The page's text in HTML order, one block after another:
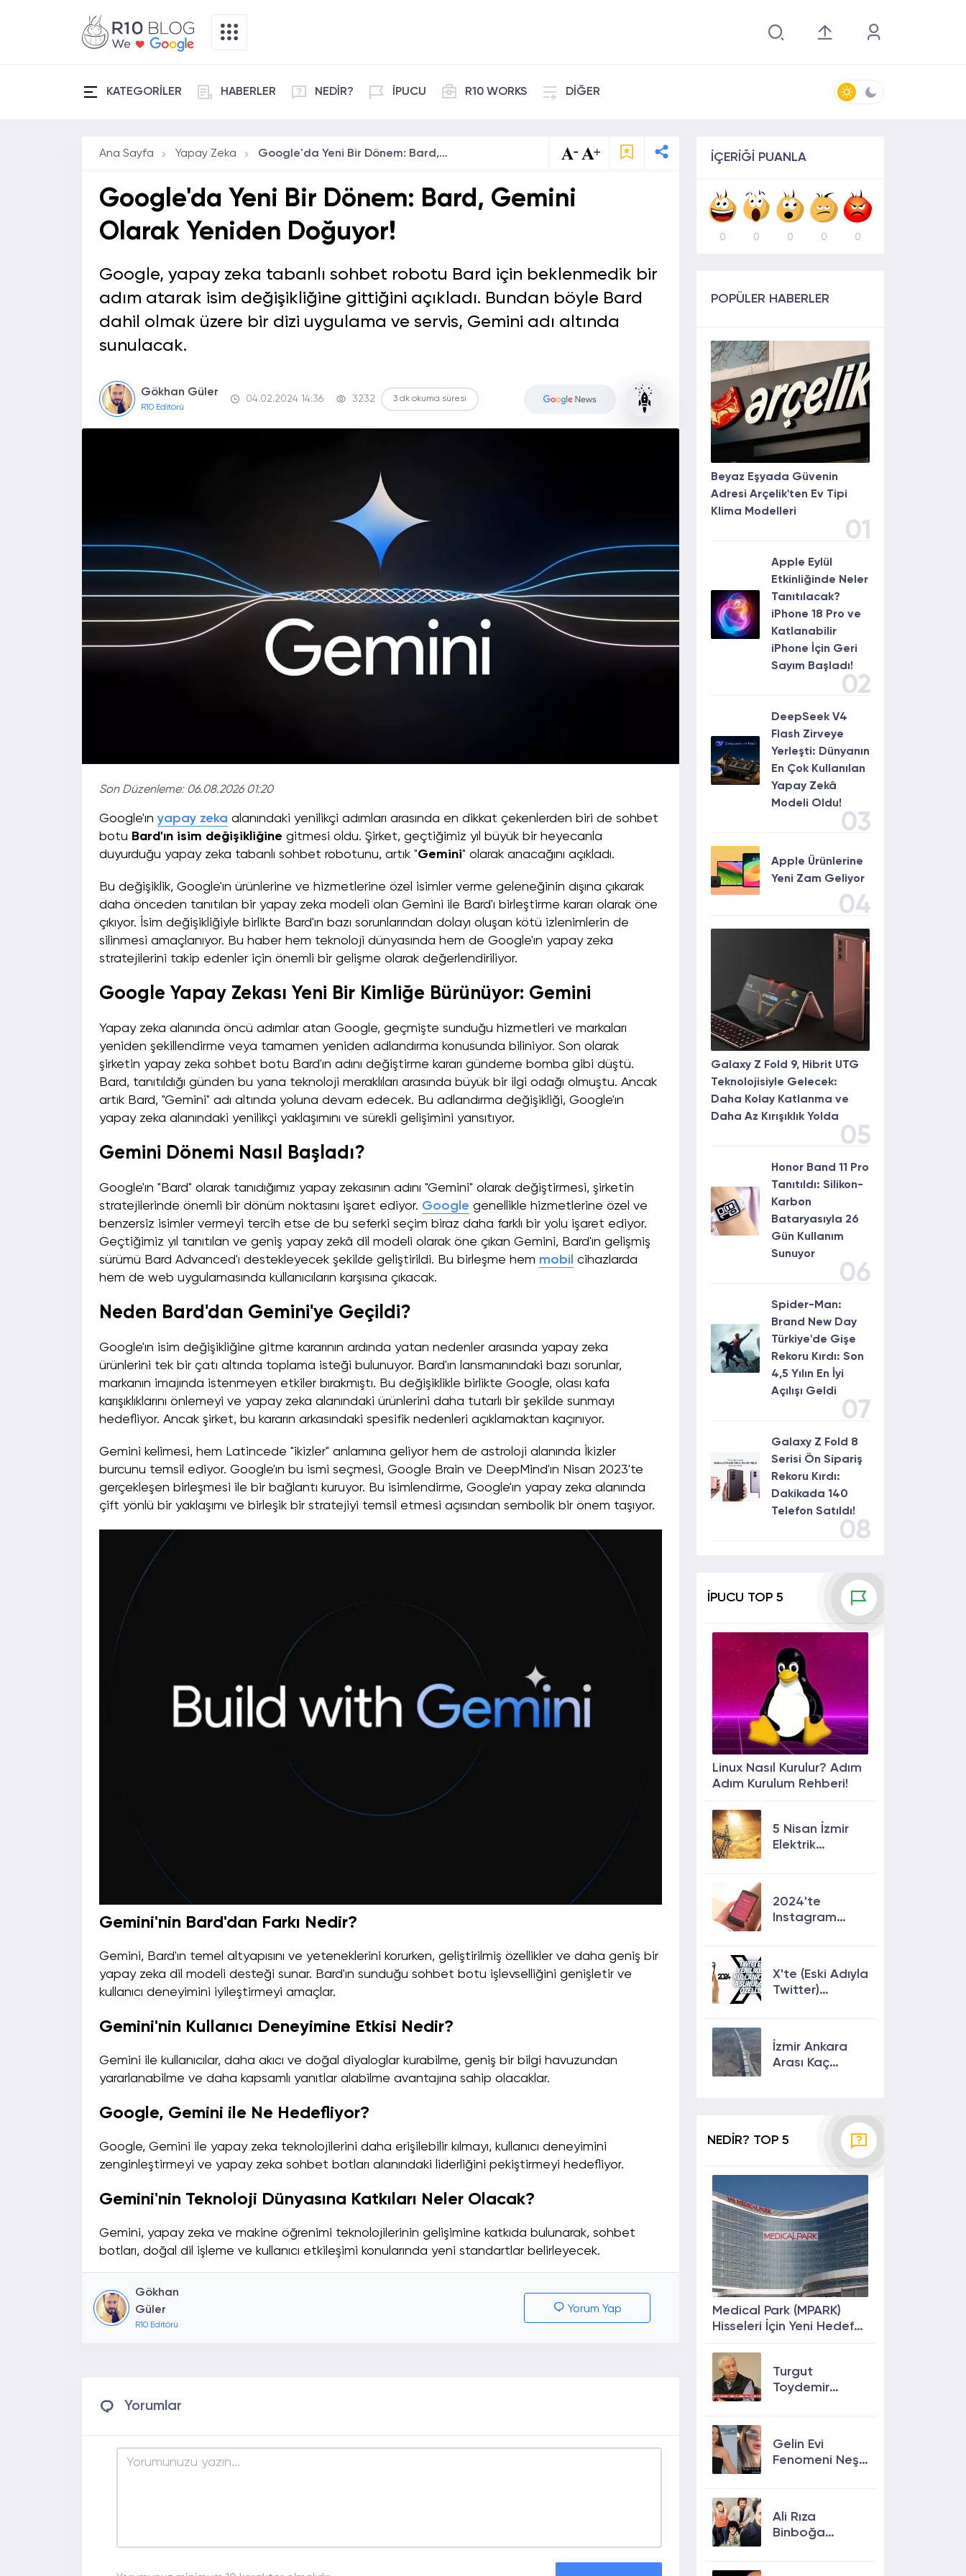
KATEGORİLER HABERLER NEDİR? İPUCU R10 WORKS DİĞER
Ana Sayfa Yapay Zeka Google'da Yeni Bir Dönem: Bard, Gemini Olarak Yeniden Doğuyor!
Google'da Yeni Bir Dönem: Bard, Gemini
Olarak Yeniden Doğuyor!
Google, yapay zeka tabanlı sohbet robotu Bard için beklenmedik bir
adım atarak isim değişikliğine gittiğini açıkladı. Bundan böyle Bard
dahil olmak üzere bir dizi uygulama ve servis, Gemini adı altında
sunulacak.
Gökhan Güler
R10 Editörü
04.02.2024 14:36 3232 3 dk okuma süresi
Son Düzenleme: 06.08.2026 01:20
Google'ınyapay zeka alanındaki yenilikçi adımları arasında en dikkat çekenlerden biri de sohbet
botu Bard'ın isim değişikliğine gitmesi oldu. Şirket, geçtiğimiz yıl büyük bir heyecanla
duyurduğu yapay zeka tabanlı sohbet robotunu, artık "Gemini" olarak anacağını açıkladı.
Bu değişiklik, Google'ın ürünlerine ve hizmetlerine özel isimler verme geleneğinin dışına çıkarak
daha önceden tanıtılan bir yapay zeka modeli olan Gemini ile Bard'ı birleştirme kararı olarak öne
çıkıyor. İsim değişikliğiyle birlikte Bard'ın bazı sorunlarından dolayı oluşan kötü izlenimlerin de
silinmesi amaçlanıyor. Bu haber hem teknoloji dünyasında hem de Google'ın yapay zeka
stratejilerini takip edenler için önemli bir gelişme olarak değerlendiriliyor.
Google Yapay Zekası Yeni Bir Kimliğe Bürünüyor: Gemini
Yapay zeka alanında öncü adımlar atan Google, geçmişte sunduğu hizmetleri ve markaları
yeniden şekillendirme veya tamamen yeniden adlandırma konusunda biliniyor. Son olarak
şirketin yapay zeka sohbet botu Bard'ın adını değiştirme kararı gündeme bomba gibi düştü.
Bard, tanıtıldığı günden bu yana teknoloji meraklıları arasında büyük bir ilgi odağı olmuştu. Ancak
artık Bard, "Gemini" adı altında yoluna devam edecek. Bu adlandırma değişikliği, Google'ın
yapay zeka alanındaki yenilikçi yaklaşımını ve sürekli gelişimini yansıtıyor.
Gemini Dönemi Nasıl Başladı?
Google'ın "Bard" olarak tanıdığımız yapay zekasının adını "Gemini" olarak değiştirmesi, şirketin
stratejilerinde önemli bir dönüm noktasını işaret ediyor. Google genellikle hizmetlerine özel ve
benzersiz isimler vermeyi tercih etse de bu seferki seçim biraz daha farklı bir yolu işaret ediyor.
Geçtiğimiz yıl tanıtılan ve geniş yapay zekâ dil modeli olarak öne çıkan Gemini, Bard'ın gelişmiş
sürümü Bard Advanced'ı destekleyecek şekilde geliştirildi. Bu birleşme hem mobil cihazlarda
hem de web uygulamasında kullanıcıların karşısına çıkacak.
Neden Bard'dan Gemini'ye Geçildi?
Google'ın isim değişikliğine gitme kararının ardında yatan nedenler arasında yapay zeka
ürünlerini tek bir çatı altında toplama isteği bulunuyor. Bard'ın lansmanındaki bazı sorunlar,
markanın imajında istenmeyen etkiler bırakmıştı. Bu değişiklikle birlikte Google, olası kafa
karışıklıklarını önlemeyi ve yapay zeka alanındaki ürünlerini daha tutarlı bir şekilde sunmayı
hedefliyor. Ancak şirket, bu kararın arkasındaki spesifik nedenleri açıklamaktan kaçınıyor.
Gemini kelimesi, hem Latincede "ikizler" anlamına geliyor hem de astroloji alanında İkizler
burcunu temsil ediyor. Google'ın bu ismi seçmesi, Google Brain ve DeepMind'ın Nisan 2023'te
gerçekleşen birleşmesi ile bir bağlantı kuruyor. Bu isimlendirme, Google'ın yapay zeka alanında
çift yönlü bir yaklaşımı ve birleşik bir stratejiyi temsil etmesi açısından sembolik bir önem taşıyor.
Gemini'nin Bard'dan Farkı Nedir?
Gemini, Bard'ın temel altyapısını ve yeteneklerini korurken, geliştirilmiş özellikler ve daha geniş bir
yapay zeka dil modeli desteği sunar. Bard'ın sunduğu sohbet botu işlevselliğini genişletir ve
kullanıcı deneyimini iyileştirmeyi amaçlar.
Gemini'nin Kullanıcı Deneyimine Etkisi Nedir?
Gemini ile kullanıcılar, daha akıcı ve doğal diyaloglar kurabilme, geniş bir bilgi havuzundan
yararlanabilme ve daha kapsamlı yanıtlar alabilme avantajına sahip olacaklar.
Google, Gemini ile Ne Hedefliyor?
Google, Gemini ile yapay zeka teknolojilerini daha erişilebilir kılmayı, kullanıcı deneyimini
zenginleştirmeyi ve yapay zeka sohbet botları alanındaki liderliğini pekiştirmeyi hedefliyor.
Gemini'nin Teknoloji Dünyasına Katkıları Neler Olacak?
Gemini, yapay zeka ve makine öğrenimi teknolojilerinin gelişimine katkıda bulunarak, sohbet
botları, doğal dil işleme ve kullanıcı etkileşimi konularında yeni standartlar belirleyecek.
Gökhan
Güler
R10 Editörü
Yorum Yap
Yorumlar
İÇERİĞİ PUANLA
0 0 0 0 0
POPÜLER HABERLER
Beyaz Eşyada Güvenin
Adresi Arçelik'ten Ev Tipi
Klima Modelleri
01
Apple Eylül
Etkinliğinde Neler
Tanıtılacak?
iPhone 18 Pro ve
Katlanabilir
iPhone İçin Geri
Sayım Başladı!
02
DeepSeek V4
Flash Zirveye
Yerleşti: Dünyanın
En Çok Kullanılan
Yapay Zekâ
Modeli Oldu!
03
Apple Ürünlerine
Yeni Zam Geliyor
04
Galaxy Z Fold 9, Hibrit UTG
Teknolojisiyle Gelecek:
Daha Kolay Katlanma ve
Daha Az Kırışıklık Yolda
05
Honor Band 11 Pro
Tanıtıldı: Silikon-
Karbon
Bataryasıyla 26
Gün Kullanım
Sunuyor
06
Spider-Man:
Brand New Day
Türkiye'de Gişe
Rekoru Kırdı: Son
4,5 Yılın En İyi
Açılışı Geldi
07
Galaxy Z Fold 8
Serisi Ön Sipariş
Rekoru Kırdı:
Dakikada 140
Telefon Satıldı!
08
İPUCU TOP 5
Linux Nasıl Kurulur? Adım
Adım Kurulum Rehberi!
5 Nisan İzmir
Elektrik
2024'te
Instagram
Etkili Yolları!
X'te (Eski Adıyla
Twitter)
Sunulan Son
Özellikler 2024
İzmir Ankara
Arası Kaç
NEDİR? TOP 5
Medical Park (MPARK)
Hisseleri İçin Yeni Hedef
Potansiyeli
Turgut
Toydemir
Gelin Evi
Fenomeni Neşe
neden öldü?
Ali Rıza
Binboğa